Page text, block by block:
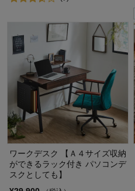
ワークデスク 【Ａ４サイズ収納
ができるラック付き パソコンデ
スクとしても】